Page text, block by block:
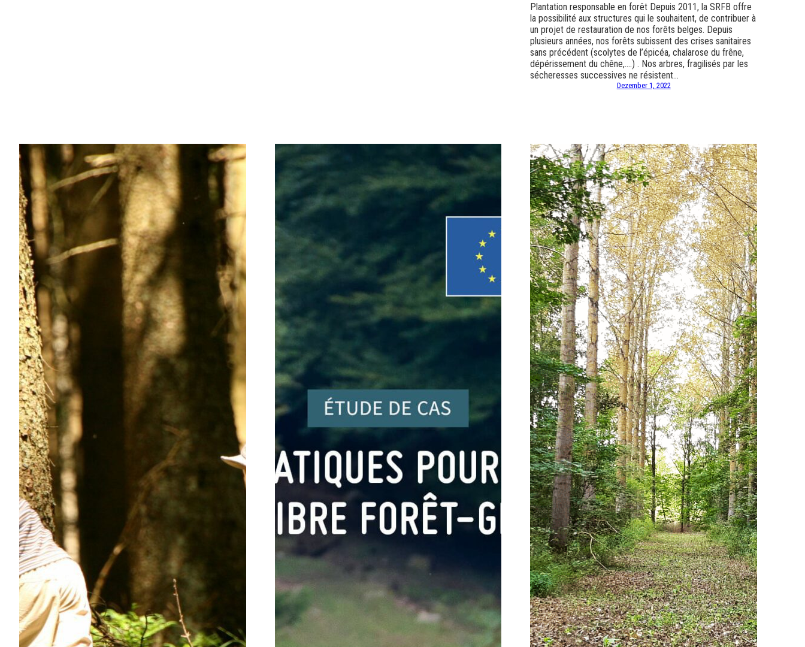
Plantation responsable en forêt Depuis 2011, la SRFB offre
la possibilité aux structures qui le souhaitent, de contribuer à
un projet de restauration de nos forêts belges. Depuis
plusieurs années, nos forêts subissent des crises sanitaires
sans précédent (scolytes de l’épicéa, chalarose du frêne,
dépérissement du chêne,….) . Nos arbres, fragilisés par les
sécheresses successives ne résistent…
Dezember 1, 2022